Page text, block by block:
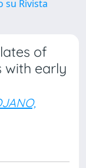
su Rivista
of
with early